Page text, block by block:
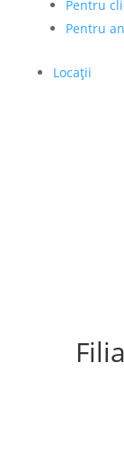
Pentru
Pentru
Locații